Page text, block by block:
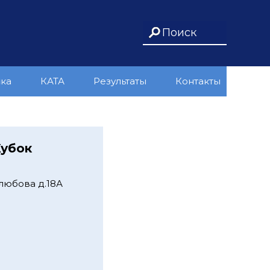
КАТА Результаты Контакты
д.18А